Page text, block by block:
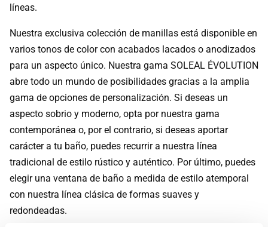
líneas.
Nuestra exclusiva colección de manillas está disponible en
varios tonos de color con acabados lacados o anodizados
para un aspecto único. Nuestra gama SOLEAL ÉVOLUTION
abre todo un mundo de posibilidades gracias a la amplia
gama de opciones de personalización. Si deseas un
aspecto sobrio y moderno, opta por nuestra gama
contemporánea o, por el contrario, si deseas aportar
carácter a tu baño, puedes recurrir a nuestra línea
tradicional de estilo rústico y auténtico. Por último, puedes
elegir una ventana de baño a medida de estilo atemporal
con nuestra línea clásica de formas suaves y
redondeadas.